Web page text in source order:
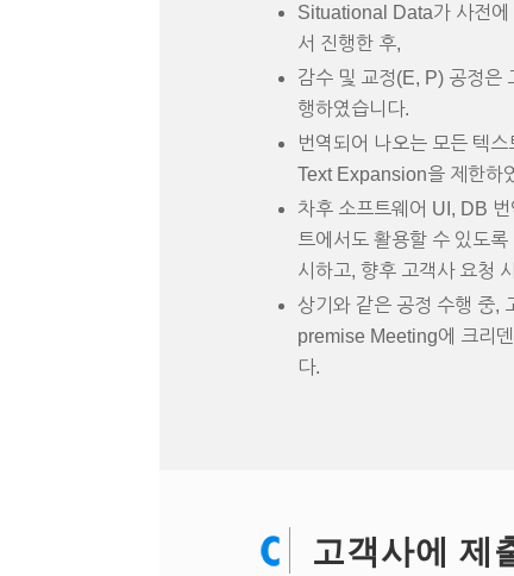
Situational Data가 사전에
서 진행한 후,
감수 및 교정(E, P) 공정은
행하였습니다.
번역되어 나오는 모든 텍
Text Expansion을 제한하
차후 소프트웨어 UI, DB
트에서도 활용할 수 있도
시하고, 향후 고객사 요청
상기와 같은 공정 수행 중,
premise Meeting에 크리
다.
고객사에 제